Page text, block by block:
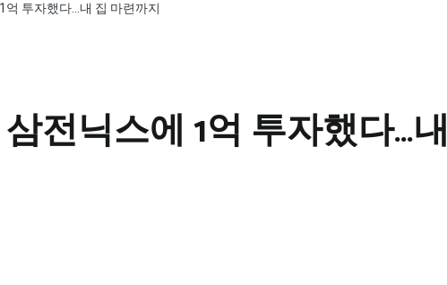
억 투자했다…내 집 마련까지
전닉스에 1억 투자했다…내